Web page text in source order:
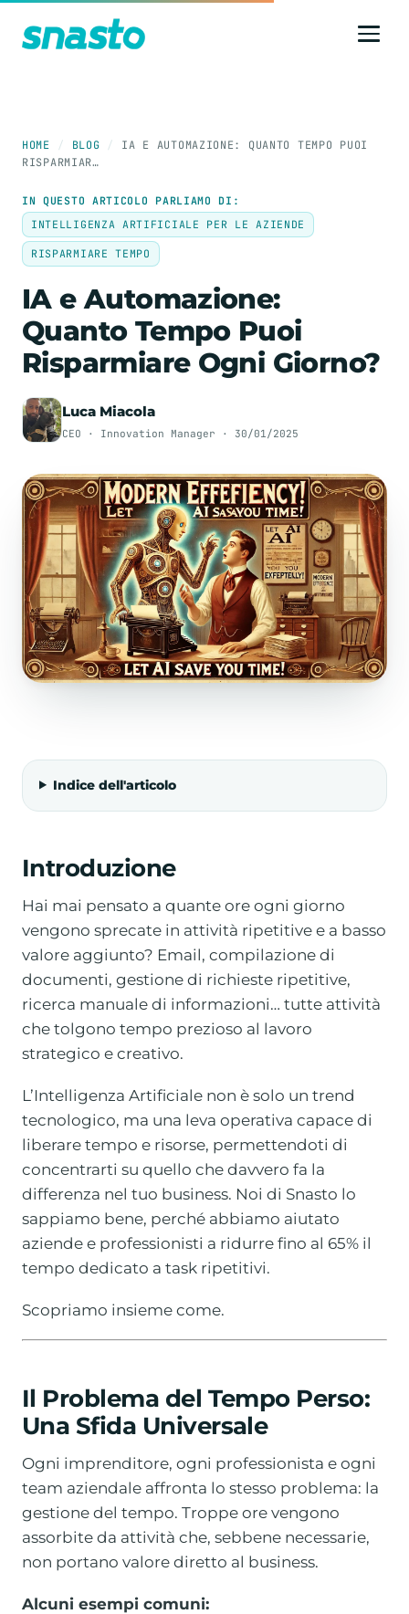
HOME / BLOG /
IA E AUTOMAZIONE: QUANTO TEMPO PUOI
RISPARMIAR…
IN QUESTO ARTICOLO PARLIAMO DI:
INTELLIGENZA ARTIFICIALE PER LE AZIENDE
RISPARMIARE TEMPO
IA e Automazione:
Quanto Tempo Puoi
Risparmiare Ogni Giorno?
Luca Miacola
CEO · Innovation Manager · 30/01/2025
Indice dell'articolo
Introduzione
Hai mai pensato a quante ore ogni giorno
vengono sprecate in attività ripetitive e a basso
valore aggiunto? Email, compilazione di
documenti, gestione di richieste ripetitive,
ricerca manuale di informazioni… tutte attività
che tolgono tempo prezioso al lavoro
strategico e creativo.
L’Intelligenza Artificiale non è solo un trend
tecnologico, ma una leva operativa capace di
liberare tempo e risorse, permettendoti di
concentrarti su quello che davvero fa la
differenza nel tuo business. Noi di Snasto lo
sappiamo bene, perché abbiamo aiutato
aziende e professionisti a ridurre fino al 65% il
tempo dedicato a task ripetitivi.
Scopriamo insieme come.
Il Problema del Tempo Perso:
Una Sfida Universale
Ogni imprenditore, ogni professionista e ogni
team aziendale affronta lo stesso problema: la
gestione del tempo. Troppe ore vengono
assorbite da attività che, sebbene necessarie,
non portano valore diretto al business.
Alcuni esempi comuni: